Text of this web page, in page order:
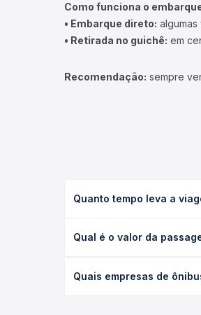
Como funciona o
• Embarque direto:
• Retirada no guichê: em
Recomendação: sempre
Quanto tempo leva a
executivo ou leito) e as
Qual é o valor da
tipo de poltrona e a
Quais empresas de